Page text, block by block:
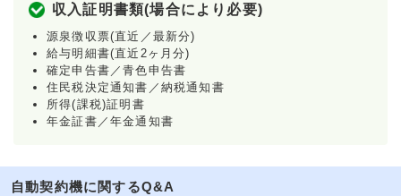
収入証明書類(場合により必要)
源泉徴収票(直近／最新分)
給与明細書(直近2ヶ月分)
確定申告書／青色申告書
住民税決定通知書／納税通知書
所得(課税)証明書
年金証書／年金通知書
自動契約機に関するQ&A